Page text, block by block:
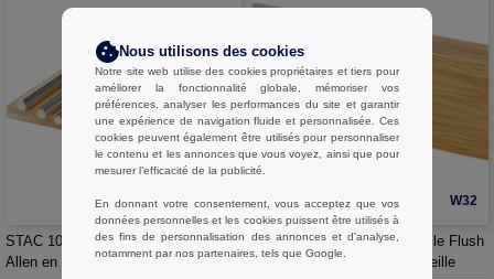
W32
STAC 104576 - Trousse à outils
Allen en bambou à clé hexagonale
W32
STAC 104577 - Niveau à bulle Flush
en bambou avec ouvre-bouteille
Nous utilisons des cookies
Notre site web utilise des cookies propriétaires et tiers pour
améliorer la fonctionnalité globale, mémoriser vos
préférences, analyser les performances du site et garantir
une expérience de navigation fluide et personnalisée. Ces
cookies peuvent également être utilisés pour personnaliser
le contenu et les annonces que vous voyez, ainsi que pour
mesurer l’efficacité de la publicité.
En donnant votre consentement, vous acceptez que vos
données personnelles et les cookies puissent être utilisés à
des fins de personnalisation des annonces et d'analyse,
notamment par nos partenaires, tels que Google.